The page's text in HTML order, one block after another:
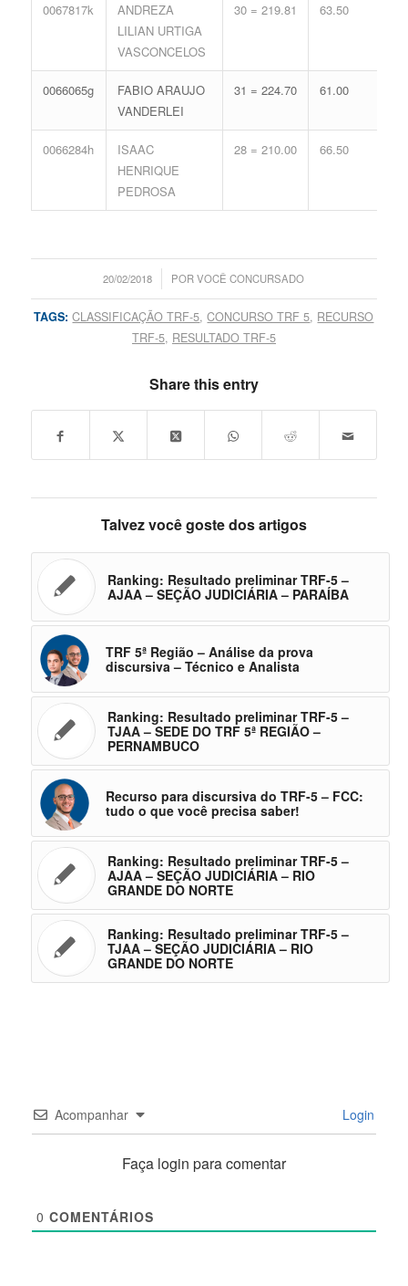
0067817k
ANDREZA
LILIAN URTIGA
VASCONCELOS
30 = 219.81 63.50
0066065g
FABIO ARAUJO
VANDERLEI
31 = 224.70 61.00
0066284h
ISAAC
HENRIQUE
PEDROSA
28 = 210.00 66.50
20/02/2018
/ PORVOCÊ CONCURSADO
TAGS: CLASSIFICAÇÃO TRF-5,CONCURSO TRF 5, RECURSO
TRF-5, RESULTADO TRF-5
Share this entry
Talvez você goste dos artigos
Ranking: Resultado preliminar TRF-5 –
AJAA – SEÇÃO JUDICIÁRIA – PARAÍBA
TRF 5ª Região – Análise da prova
discursiva – Técnico e Analista
Ranking: Resultado preliminar TRF-5 –
TJAA – SEDE DO TRF 5ª REGIÃO –
PERNAMBUCO
Recurso para discursiva do TRF-5 – FCC:
tudo o que você precisa saber!
Ranking: Resultado preliminar TRF-5 –
AJAA – SEÇÃO JUDICIÁRIA – RIO
GRANDE DO NORTE
Ranking: Resultado preliminar TRF-5 –
TJAA – SEÇÃO JUDICIÁRIA – RIO
GRANDE DO NORTE
Acompanhar Login
Faça login para comentar
0 COMENTÁRIOS